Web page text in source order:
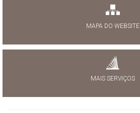
MAPA DO WEBSITE
MAIS SERVIÇOS